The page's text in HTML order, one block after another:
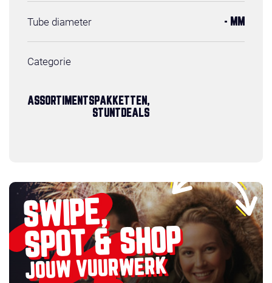
Tube diameter - MM
Categorie
ASSORTIMENTSPAKKETTEN,
STUNTDEALS
SWIPE,
SPOT & SHOP
JOUW VUURWERK